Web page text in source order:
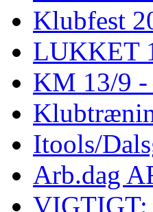
Klubfest
LUKKET
KM 13/9
Itools/
Arb.dag
VIGTIGT: